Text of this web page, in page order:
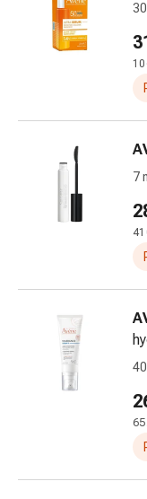
plaies
à
et
de
Soins
pour
7